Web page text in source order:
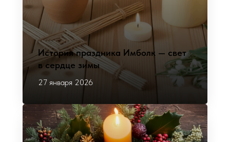
История праздника Имболк — свет
в сердце зимы
27 января 2026